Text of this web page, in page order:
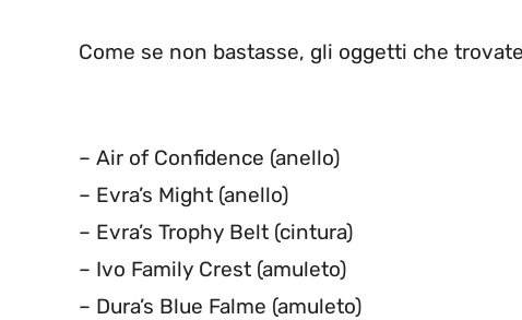
Come se non bastasse, gli oggetti che
– Air of Confidence (anello)
– Evra’s Might (anello)
– Evra’s Trophy Belt (cintura)
– Ivo Family Crest (amuleto)
– Dura’s Blue Falme (amuleto)